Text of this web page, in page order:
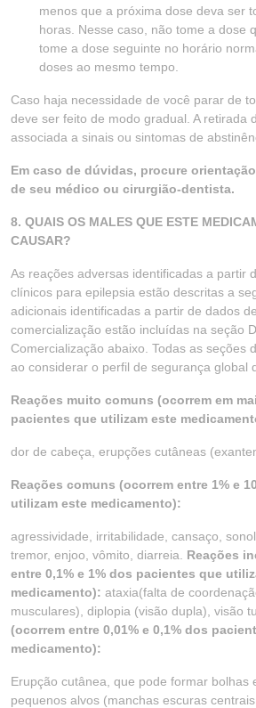
menos que a próxima dose deva ser
horas. Nesse caso, não tome a dose
tome a dose seguinte no horário
doses ao mesmo tempo.
Caso haja necessidade de você parar de
deve ser feito de modo gradual. A retirada
associada a sinais ou sintomas de
Em caso de dúvidas, procure
de seu médico ou cirurgião-dentista.
8. QUAIS OS MALES QUE ESTE
CAUSAR?
As reações adversas identificadas a partir
clínicos para epilepsia estão descritas a
adicionais identificadas a partir de dados
comercialização estão incluídas na seção
Comercialização abaixo. Todas as seções
ao considerar o perfil de segurança global
Reações muito comuns (ocorrem em
pacientes que utilizam este
dor de cabeça, erupções cutâneas
Reações comuns (ocorrem entre 1% e
utilizam este medicamento):
agressividade, irritabilidade, cansaço,
tremor, enjoo, vômito, diarreia. Reações
entre 0,1% e 1% dos pacientes que
medicamento): ataxia(falta de
musculares), diplopia (visão dupla), visão
(ocorrem entre 0,01% e 0,1% dos
medicamento):
Erupção cutânea, que pode formar bolhas
pequenos alvos (manchas escuras